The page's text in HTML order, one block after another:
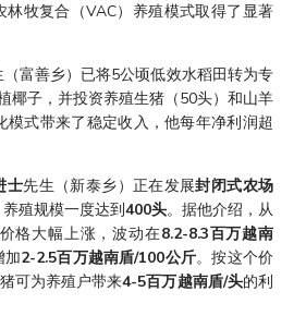
林牧复合（VAC）养殖模式取得了显著
（富善乡）已将5公顷低效水稻田转为专
椰子，并投资养殖生猪（50头）和山羊
模式带来了稳定收入，他每年净利润超
士先生（新泰乡）正在发展封闭式农场
殖规模一度达到400头。据他介绍，从
格大幅上涨，波动在8.2-8.3百万越南
加2-2.5百万越南盾/100公斤。按这个价
可为养殖户带来4-5百万越南盾/头的利